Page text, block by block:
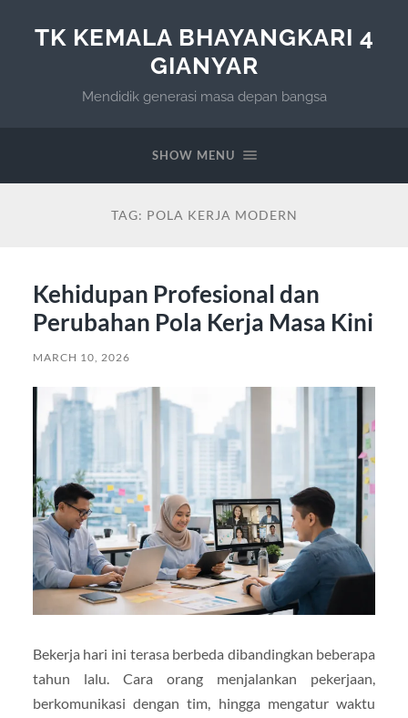
TK KEMALA BHAYANGKARI 4
GIANYAR
Mendidik generasi masa depan bangsa
SHOW MENU
TAG: POLA KERJA MODERN
Kehidupan Profesional dan
Perubahan Pola Kerja Masa Kini
MARCH 10, 2026
Bekerja hari ini terasa berbeda dibandingkan beberapa
tahun lalu. Cara orang menjalankan pekerjaan,
berkomunikasi dengan tim, hingga mengatur waktu